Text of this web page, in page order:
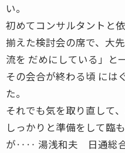
い。
初めてコンサルタントと
揃えた検討会の席で、大
流を だめにしている」と
その会合が終わる頃 には
た。
それでも気を取り直して
しっかりと準備をして臨
が‥‥ 湯浅和夫 日通総